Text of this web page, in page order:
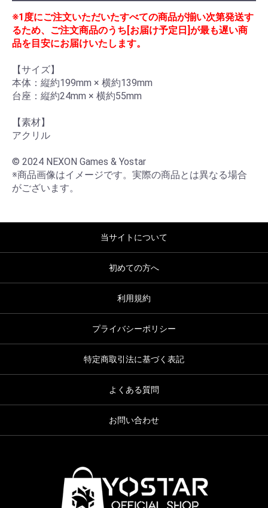
※1度にご注文いただいたすべての商品が揃い次第発送す
るため、ご注文商品のうち[お届け予定日]が最も遅い商
品を目安にお届けいたします。
【サイズ】
本体：縦約199mm × 横約139mm
台座：縦約24mm × 横約55mm
【素材】
アクリル
© 2024 NEXON Games & Yostar
※商品画像はイメージです。実際の商品とは異なる場合
がございます。
当サイトについて
初めての方へ
利用規約
プライバシーポリシー
特定商取引法に基づく表記
よくある質問
お問い合わせ